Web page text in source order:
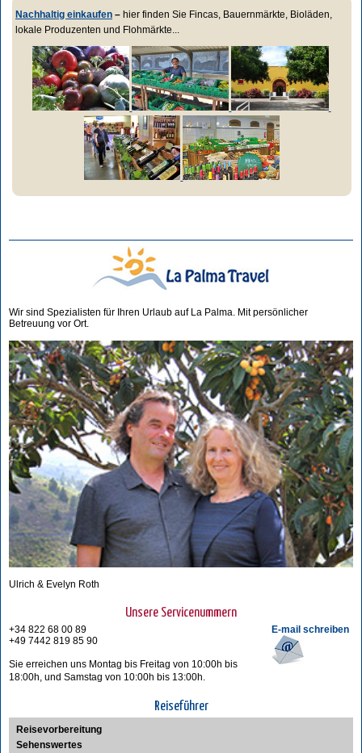
Nachhaltig einkaufen – hier finden Sie Fincas, Bauernmärkte, Bioläden,
lokale Produzenten und Flohmärkte...
Wir sind Spezialisten für Ihren Urlaub auf La Palma. Mit persönlicher
Betreuung vor Ort.
Ulrich & Evelyn Roth
Unsere Servicenummern
E-mail schreiben
+34 822 68 00 89
+49 7442 819 85 90
Sie erreichen uns Montag bis Freitag von 10:00h bis
18:00h, und Samstag von 10:00h bis 13:00h.
Reiseführer
Reisevorbereitung
Sehenswertes